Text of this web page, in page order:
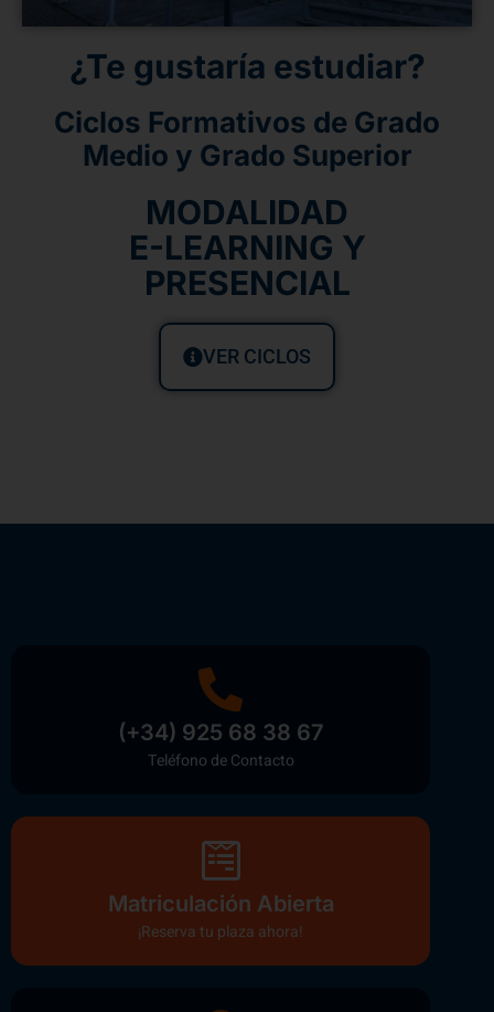
¿Te gustaría estudiar?
Ciclos Formativos de Grado
Medio y Grado Superior
MODALIDAD
E-LEARNING Y
PRESENCIAL
VER CICLOS
(+34) 925 68 38 67
Teléfono de Contacto
Matriculación Abierta
¡Reserva tu plaza ahora!